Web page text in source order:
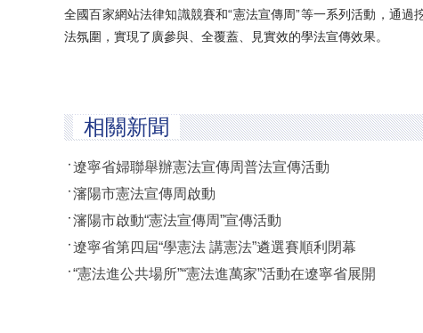
全國百家網站法律知識競賽和“憲法宣傳周”等一系列活動，通
法氛圍，實現了廣參與、全覆蓋、見實效的學法宣傳效果。
相關新聞
遼寧省婦聯舉辦憲法宣傳周普法宣傳活動
瀋陽市憲法宣傳周啟動
瀋陽市啟動“憲法宣傳周”宣傳活動
遼寧省第四屆“學憲法 講憲法”遴選賽順利閉幕
“憲法進公共場所”“憲法進萬家”活動在遼寧省展開